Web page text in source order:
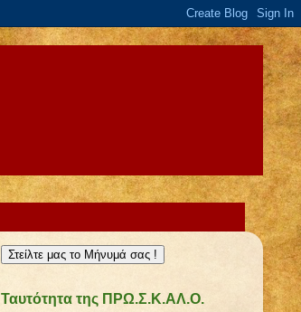
Στείλτε μας το Μήνυμά σας !
Ταυτότητα της ΠΡΩ.Σ.Κ.ΑΛ.Ο.